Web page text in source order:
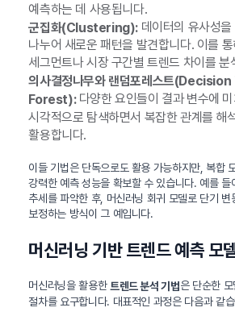
예측하는 데 사용됩니다.
군집화(Clustering):데이터의 유사성을
나누어 새로운 패턴을 발견합니다. 이를
세그먼트나 시장 구간별 트렌드 차이를 분
의사결정나무와 랜덤포레스트
Forest):다양한 요인들이 결과 변수에
시각적으로 탐색하면서 복잡한 관계를 해
활용합니다.
이들 기법은 단독으로도 활용 가능하지만, 복합
강력한 예측 성능을 확보할 수 있습니다. 예를 들
추세를 파악한 후, 머신러닝 회귀 모델로 단기 변
보정하는 방식이 그 예입니다.
머신러닝 기반 트렌드 예측 모
머신러닝을 활용한트렌드 분석 기법은 단순한
절차를 요구합니다. 대표적인 과정은 다음과 같